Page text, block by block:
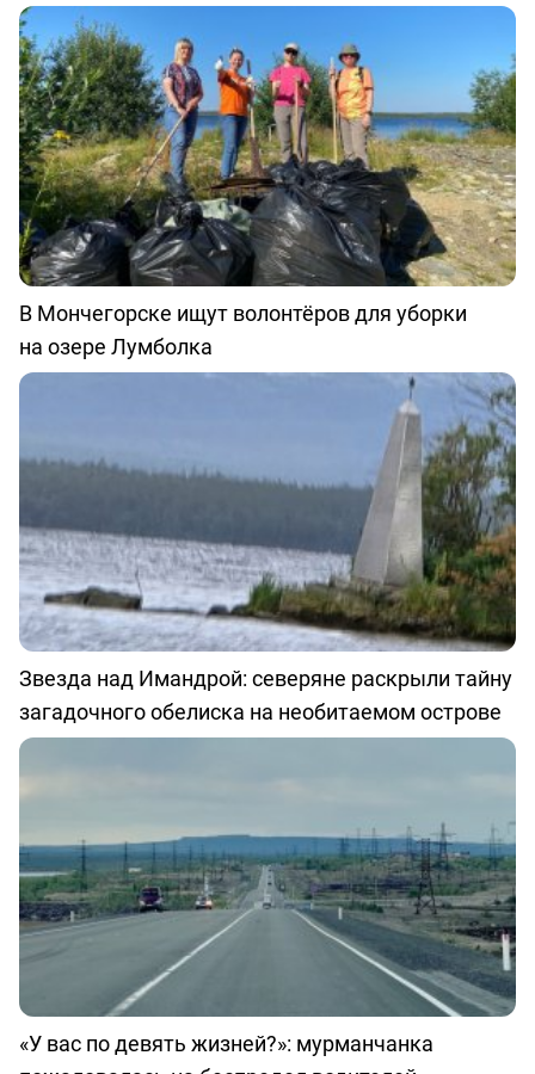
В Мончегорске ищут волонтёров для уборки
на озере Лумболка
Звезда над Имандрой: северяне раскрыли тайну
загадочного обелиска на необитаемом острове
«У вас по девять жизней?»: мурманчанка